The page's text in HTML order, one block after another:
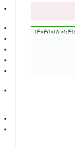
۱۴۰۴/۱۰/۸